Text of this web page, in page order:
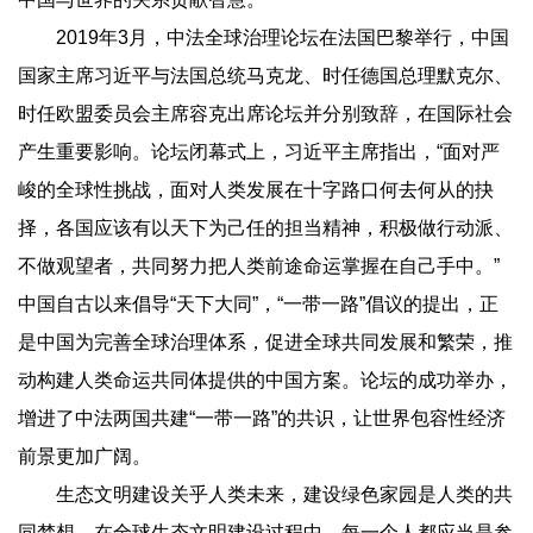
2019年3月，中法全球治理论坛在法国巴黎举行，中国
国家主席习近平与法国总统马克龙、时任德国总理默克尔、
时任欧盟委员会主席容克出席论坛并分别致辞，在国际社会
产生重要影响。论坛闭幕式上，习近平主席指出，“面对严
峻的全球性挑战，面对人类发展在十字路口何去何从的抉
择，各国应该有以天下为己任的担当精神，积极做行动派、
不做观望者，共同努力把人类前途命运掌握在自己手中。”
中国自古以来倡导“天下大同”，“一带一路”倡议的提出，正
是中国为完善全球治理体系，促进全球共同发展和繁荣，推
动构建人类命运共同体提供的中国方案。论坛的成功举办，
增进了中法两国共建“一带一路”的共识，让世界包容性经济
前景更加广阔。
生态文明建设关乎人类未来，建设绿色家园是人类的共